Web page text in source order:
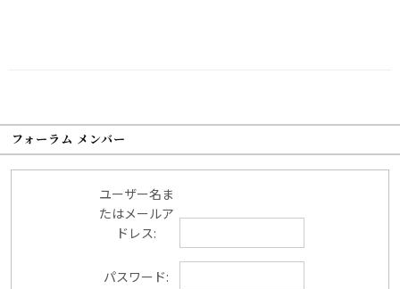
フォーラム メンバー
ユーザー名ま
たはメールア
ドレス:
パスワード: